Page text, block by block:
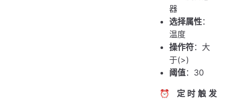
器
选择属性：
温度
操作符：大
于(>)
阈值：30
⏰ 定时触发